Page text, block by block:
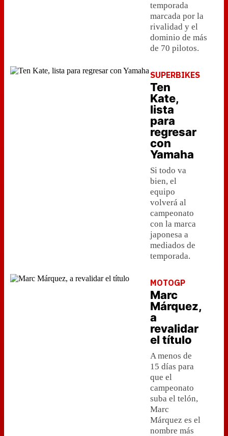
temporada
marcada por la
rivalidad y el
dominio de más
de 70 pilotos.
SUPERBIKES
Ten
Kate,
lista
para
regresar
con
Yamaha
Si todo va
bien, el
equipo
volverá al
campeonato
con la marca
japonesa a
mediados de
temporada.
MOTOGP
Marc
Márquez,
a
revalidar
el título
A menos de
15 días para
que el
campeonato
suba el telón,
Marc
Márquez es el
nombre más